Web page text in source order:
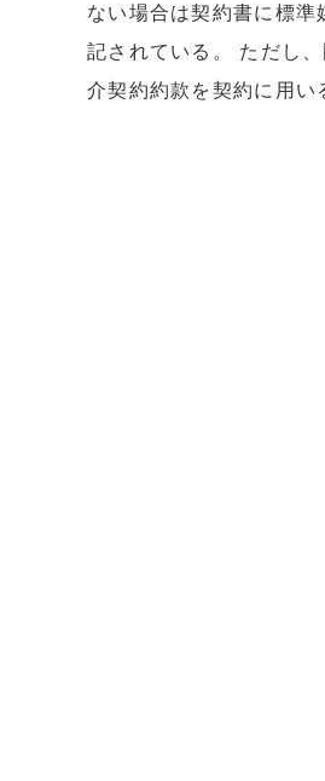
ない場合は契約書に標
記されている。 ただし
介契約約款を契約に用い